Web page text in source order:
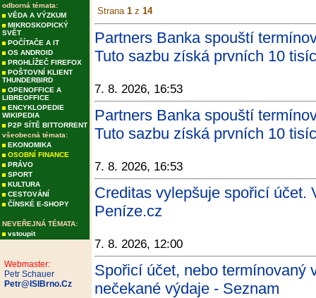
odborná témata:
VĚDA A VÝZKUM
MIKROSKOPICKÝ
SVĚT
POČÍTAČE A IT
OS ANDROID
PROHLÍŽEČ FIREFOX
POŠTOVNÍ KLIENT
THUNDERBIRD
OPENOFFICE A
LIBREOFFICE
ENCYKLOPEDIE
WIKIPEDIA
P2P SÍTĚ BITTORRENT
všeobecná témata:
EKONOMIKA
OSOBNÍ FINANCE
PRÁVO
SPORT
KULTURA
CESTOVÁNÍ
ČÍNSKÉ E-SHOPY
NEVEŘEJNÁ TÉMATA:
vstoupit
Webmaster:
Petr Schauer
Petr@ISIBrno.Cz
Strana 1 z 14
Partners Banka spouští
Tuto sazbu získá prvních 10
7. 8. 2026, 16:53
Partners Banka spouští
Tuto sazbu získá prvních 10
7. 8. 2026, 16:53
Creditas vylepšuje spořicí účet.
Peníze.cz
7. 8. 2026, 12:00
Spořicí účet, nebo termínovaný
nečekané výdaje - Seznam